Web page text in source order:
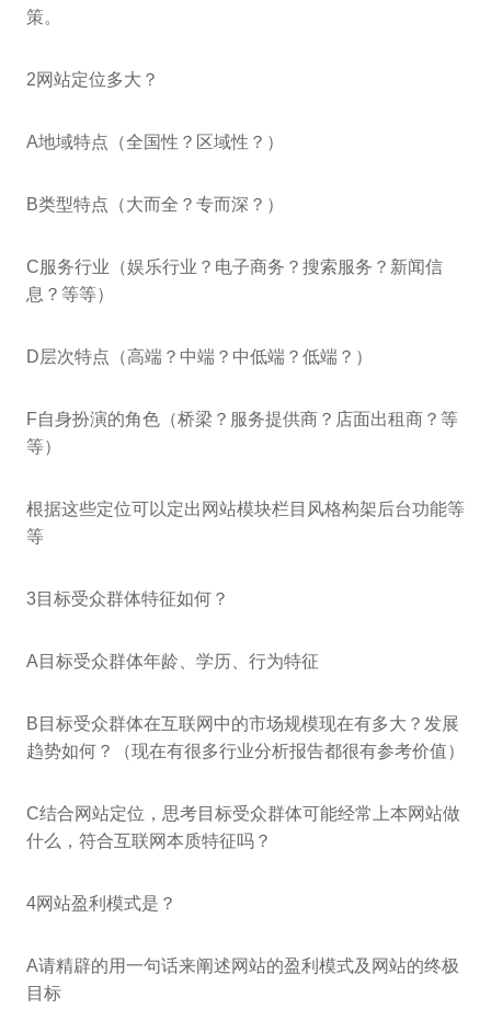
策。
2网站定位多大？
A地域特点（全国性？区域性？）
B类型特点（大而全？专而深？）
C服务行业（娱乐行业？电子商务？搜索服务？新闻信
息？等等）
D层次特点（高端？中端？中低端？低端？）
F自身扮演的角色（桥梁？服务提供商？店面出租商？等
等）
根据这些定位可以定出网站模块栏目风格构架后台功能等
等
3目标受众群体特征如何？
A目标受众群体年龄、学历、行为特征
B目标受众群体在互联网中的市场规模现在有多大？发展
趋势如何？（现在有很多行业分析报告都很有参考价值）
C结合网站定位，思考目标受众群体可能经常上本网站做
什么，符合互联网本质特征吗？
4网站盈利模式是？
A请精辟的用一句话来阐述网站的盈利模式及网站的终极
目标